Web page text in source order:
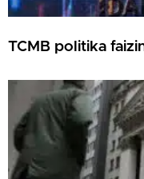
TCMB politika